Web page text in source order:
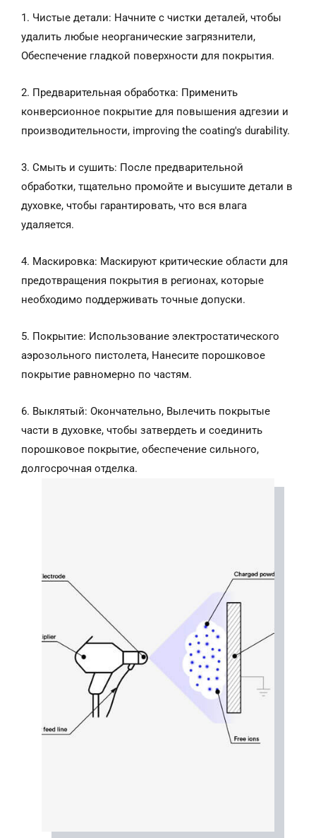
1. Чистые детали: Начните с чистки деталей, чтобы
удалить любые неорганические загрязнители,
Обеспечение гладкой поверхности для покрытия.
2. Предварительная обработка: Применить
конверсионное покрытие для повышения адгезии и
производительности, improving the coating's durability.
3. Смыть и сушить: После предварительной
обработки, тщательно промойте и высушите детали в
духовке, чтобы гарантировать, что вся влага
удаляется.
4. Маскировка: Маскируют критические области для
предотвращения покрытия в регионах, которые
необходимо поддерживать точные допуски.
5. Покрытие: Использование электростатического
аэрозольного пистолета, Нанесите порошковое
покрытие равномерно по частям.
6. Выклятый: Окончательно, Вылечить покрытые
части в духовке, чтобы затвердеть и соединить
порошковое покрытие, обеспечение сильного,
долгосрочная отделка.